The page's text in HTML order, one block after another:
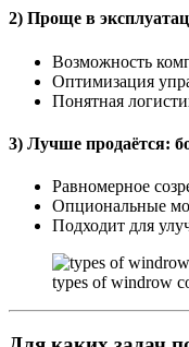
2) Проще в
Возможность
Оптимизация
Понятная
3) Лучше продаётся:
Равномерное
Опциональные
Подходит для
types of windrow